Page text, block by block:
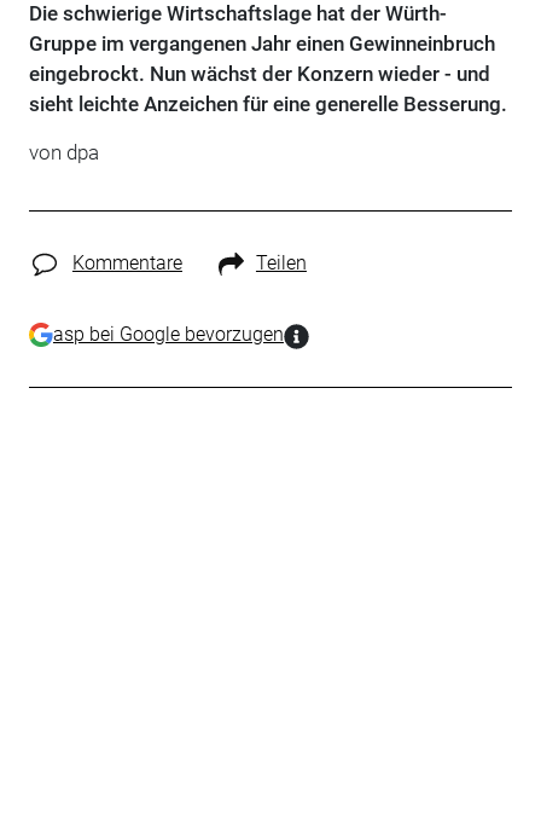
Die schwierige Wirtschaftslage hat der Würth-
Gruppe im vergangenen Jahr einen Gewinneinbruch
eingebrockt. Nun wächst der Konzern wieder - und
sieht leichte Anzeichen für eine generelle Besserung.
von dpa
Kommentare Teilen
asp bei Google bevorzugen